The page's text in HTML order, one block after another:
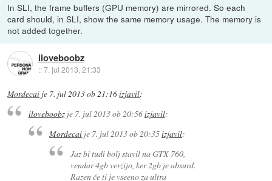
In SLI, the frame buffers (GPU memory) are mirrored. So each
card should, in SLI, show the same memory usage. The memory is
not added together.
iloveboobz
::7. jul 2013, 21:33
Mordecai je 7. jul 2013 ob 21:16izjavil:
iloveboobzje 7. jul 2013 ob 20:56izjavil:
Mordecai je 7. jul 2013 ob 20:35izjavil:
Jaz bi tudi bolj stavil na GTX 760,
vendar 4gb verzijo, ker 2gb je absurd.
Razen če ti je vseeno za ultra